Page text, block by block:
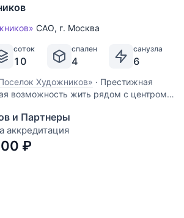
САО, г. Москва
соток
10
спален
4
санузла
6
Художников» · Престижная
возможность жить рядом с центром
Или в качестве бизнеса с
сейчас все сдано по
переоборудовано и
коворкинг! Уникальная
и Партнеры
аккредитация
₽